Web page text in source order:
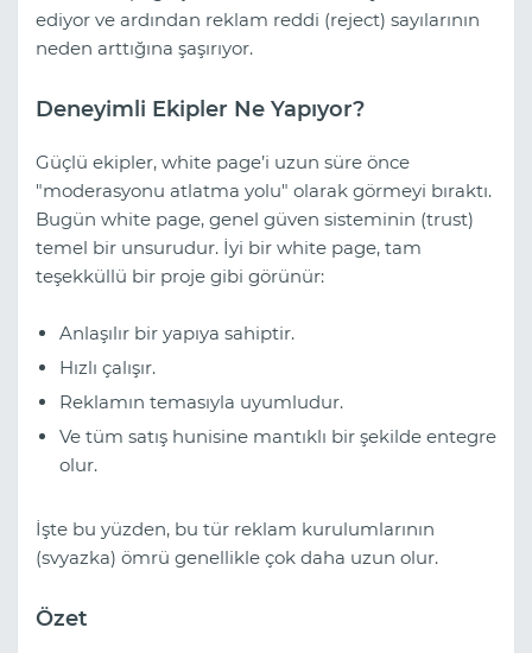
ediyor ve ardından reklam reddi (reject) sayılarının
neden arttığına şaşırıyor.
Deneyimli Ekipler Ne Yapıyor?
Güçlü ekipler, white page’i uzun süre önce
"moderasyonu atlatma yolu" olarak görmeyi bıraktı.
Bugün white page, genel güven sisteminin (trust)
temel bir unsurudur. İyi bir white page, tam
teşekküllü bir proje gibi görünür:
Anlaşılır bir yapıya sahiptir.
Hızlı çalışır.
Reklamın temasıyla uyumludur.
Ve tüm satış hunisine mantıklı bir şekilde entegre
olur.
İşte bu yüzden, bu tür reklam kurulumlarının
(svyazka) ömrü genellikle çok daha uzun olur.
Özet